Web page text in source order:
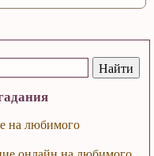
на любимого